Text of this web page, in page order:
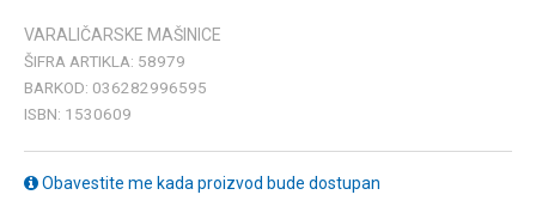
VARALIČARSKE MAŠINICE
ŠIFRA ARTIKLA: 58979
BARKOD: 036282996595
ISBN: 1530609
Obavestite me kada proizvod bude dostupan